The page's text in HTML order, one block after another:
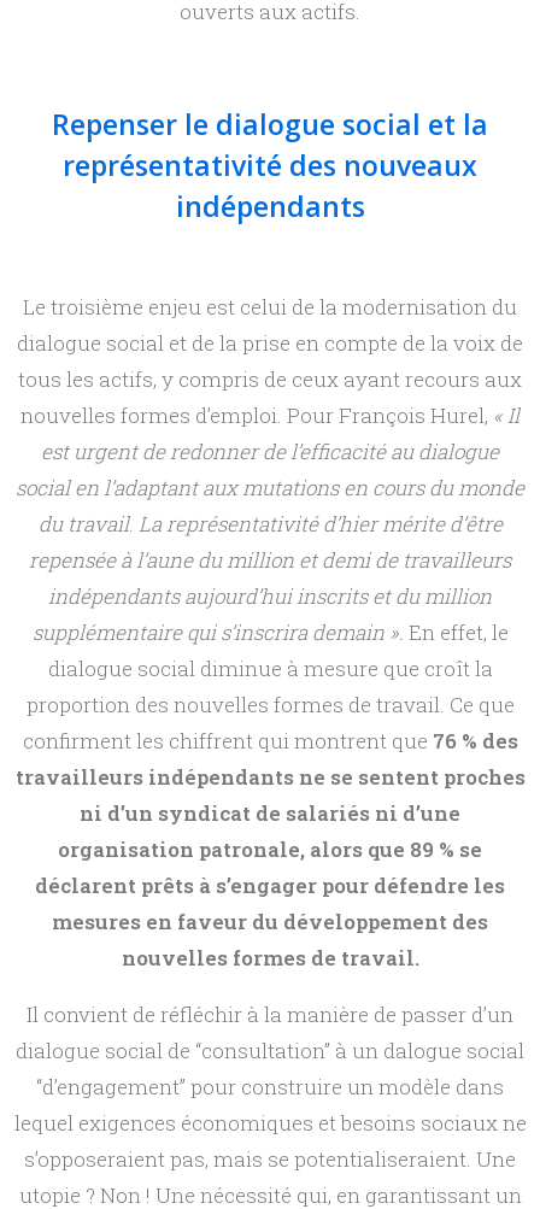
ouverts aux actifs.
Repenser le dialogue social et la
représentativité des nouveaux
indépendants
Le troisième enjeu est celui de la modernisation du
dialogue social et de la prise en compte de la voix de
tous les actifs, y compris de ceux ayant recours aux
nouvelles formes d’emploi. Pour François Hurel, « Il
est urgent de redonner de l’efficacité au dialogue
social en l’adaptant aux mutations en cours du monde
du travail. La représentativité d’hier mérite d’être
repensée à l’aune du million et demi de travailleurs
indépendants aujourd’hui inscrits et du million
supplémentaire qui s’inscrira demain ». En effet, le
dialogue social diminue à mesure que croît la
proportion des nouvelles formes de travail. Ce que
confirment les chiffrent qui montrent que 76 % des
travailleurs indépendants ne se sentent proches
ni d’un syndicat de salariés ni d’une
organisation patronale, alors que 89 % se
déclarent prêts à s’engager pour défendre les
mesures en faveur du développement des
nouvelles formes de travail.
Il convient de réfléchir à la manière de passer d’un
dialogue social de “consultation” à un dalogue social
“d’engagement” pour construire un modèle dans
lequel exigences économiques et besoins sociaux ne
s’opposeraient pas, mais se potentialiseraient. Une
utopie ? Non ! Une nécessité qui, en garantissant un